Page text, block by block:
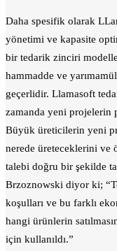
Daha spesifik olarak
yönetimi ve kapasite
bir tedarik zinciri
hammadde ve
geçerlidir. Llamasoft
zamanda yeni projelerin
Büyük üreticilerin yeni
nerede üreteceklerini ve
talebi doğru bir şekilde
Brzoznowski diyor ki;
koşulları ve bu farklı
hangi ürünlerin
için kullanıldı.”